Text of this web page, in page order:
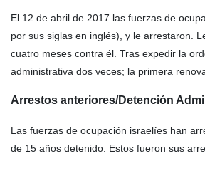
El 12 de abril de 2017 las fuerzas de
por sus siglas en inglés), y le arrestaron.
cuatro meses contra él. Tras expedir la
administrativa dos veces; la primera
Arrestos anteriores/Detención
Las fuerzas de ocupación israelíes han
de 15 años detenido. Estos fueron sus